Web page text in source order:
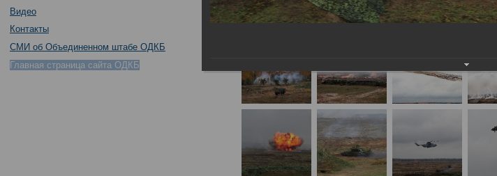
Видео
Контакты
СМИ об Объединенном штабе ОДКБ
Главная страница сайта ОДКБ